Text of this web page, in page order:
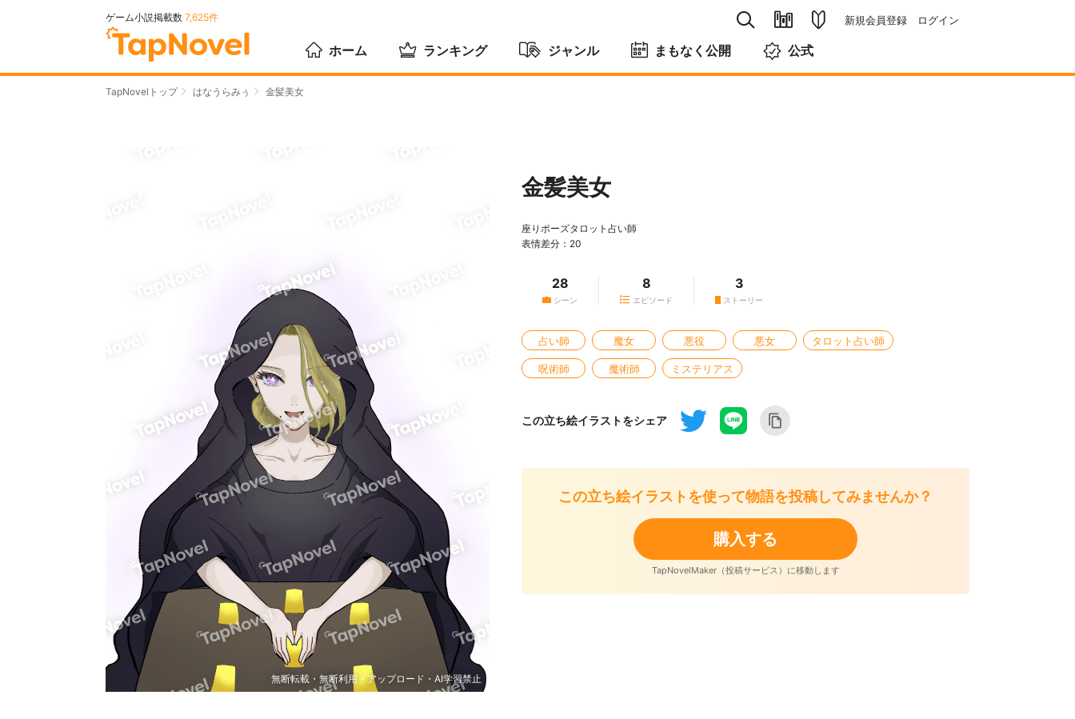
ゲーム小説掲載数 7,625件 新規会員登録 ログイン
ホーム ランキング ジャンル まもなく公開 公式
TapNovelトップ はなうらみぅ 金髪美女
無断転載・無断利用・アップロード・AI学習禁止
金髪美女
座りポーズタロット占い師
表情差分：20
シーン
28
エピソード
8
ストーリー
3
占い師 魔女 悪役 悪女 タロット占い師
呪術師 魔術師 ミステリアス
この立ち絵イラストをシェア
この立ち絵イラストを使って物語を投稿してみませんか？
購入する
TapNovelMaker（投稿サービス）に移動します